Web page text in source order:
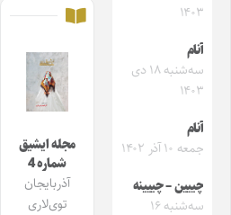
۱۴۰۳
آنام
سه‌شنبه ۱۸ دی
۱۴۰۳
آنام
جمعه ۱۰ آذر ۱۴۰۲
چییین – چییینه
سه‌شنبه ۱۶
مجله ایشیق
شماره 4
آذربایجان
توی‌لاری